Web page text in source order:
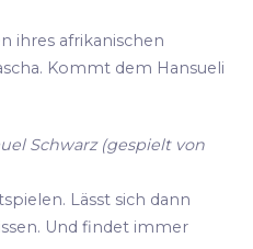
ihres afrikanischen
Kommt dem Hansueli
Schwarz (gespielt von
Lässt sich dann
Und findet immer